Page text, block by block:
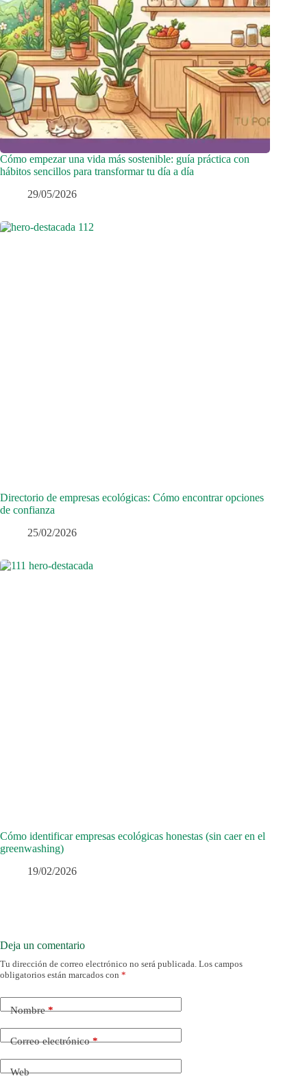
Cómo empezar una vida más sostenible: guía práctica con
hábitos sencillos para transformar tu día a día
29/05/2026
Directorio de empresas ecológicas: Cómo encontrar opciones
de confianza
25/02/2026
Cómo identificar empresas ecológicas honestas (sin caer en el
greenwashing)
19/02/2026
Deja un comentario
Tu dirección de correo electrónico no será publicada. Los campos
obligatorios están marcados con *
Nombre*
Correo electrónico*
Web